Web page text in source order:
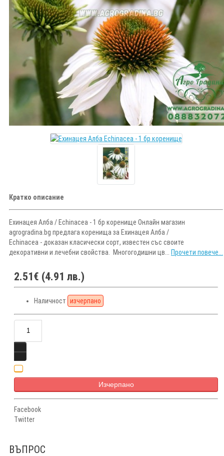
Кратко описание
Ехинацея Алба / Echinacea - 1 бр коренище Онлайн магазин
agrogradina.bg предлага коренища за Ехинацея Алба /
Echinacea - доказан класически сорт, известен със своите
декоративни и лечебни свойства. Многогодишни цв... Прочети повече...
2.51€ (4.91 лв.)
Наличност изчерпано
Изчерпано
Facebook
Twitter
ВЪПРОС